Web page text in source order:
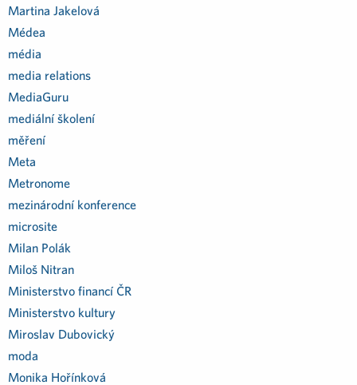
Martina Jakelová
Médea
média
media relations
MediaGuru
mediální školení
měření
Meta
Metronome
mezinárodní konference
microsite
Milan Polák
Miloš Nitran
Ministerstvo financí ČR
Ministerstvo kultury
Miroslav Dubovický
moda
Monika Hořínková